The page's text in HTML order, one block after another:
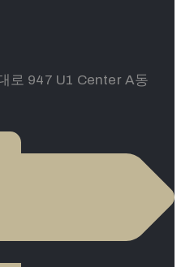
로 947 U1 Center A동